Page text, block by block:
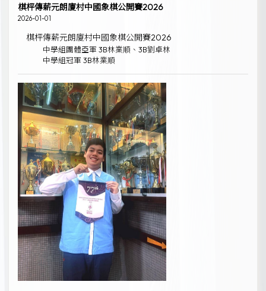
棋枰傳薪元朗廈村中國象棋公開賽2026
2026-01-01
棋枰傳薪元朗廈村中國象棋公開賽2026
中學組團體亞軍 3B林業順、3B劉卓林
中學組冠軍 3B林業順